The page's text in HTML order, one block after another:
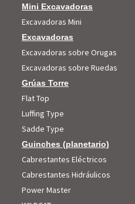
Mini Excavadoras
Excavadoras Mini
Excavadoras
Excavadoras sobre Orugas
Excavadoras sobre Ruedas
Grúas Torre
Flat Top
Luffing Type
Sadde Type
Guinches (planetario)
Cabrestantes Eléctricos
Cabrestantes Hidráulicos
Power Master